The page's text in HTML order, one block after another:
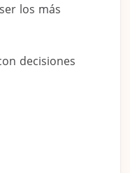
los más
decisiones